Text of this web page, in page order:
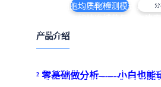
统群体细胞均质化检测模式，真
从而在单细胞水平上构建高通量基
表达谱。通过单细胞转录组测序
织或异质性样本中成千上万个细
行并行测序，揭示传统群体测序
产品介绍
产品介绍
² 零基础做分析——小白也能